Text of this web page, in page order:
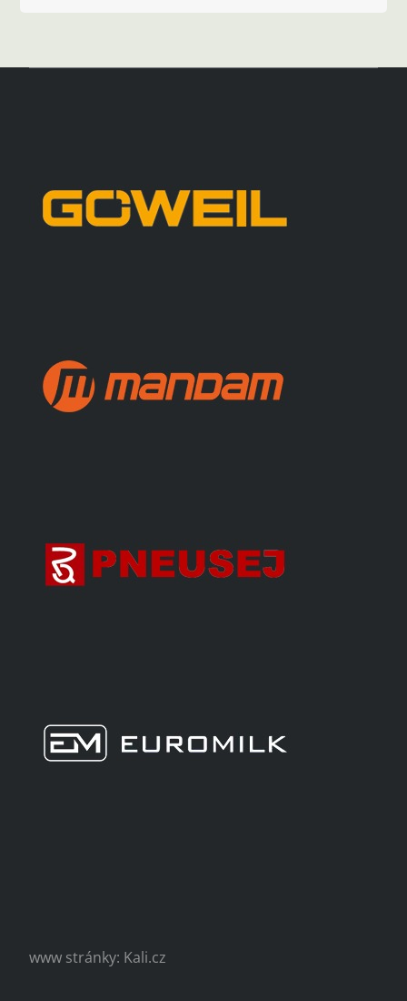
www stránky: Kali.cz